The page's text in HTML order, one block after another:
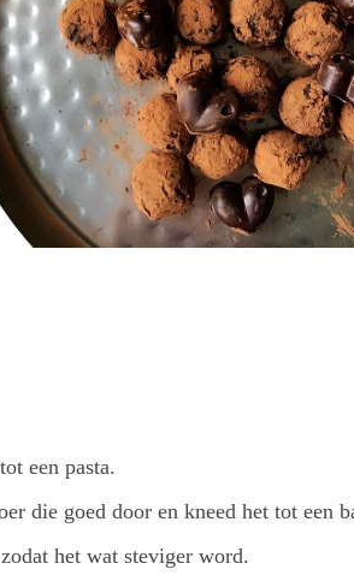
een pasta.
die goed door en kneed het tot een
het wat steviger word.